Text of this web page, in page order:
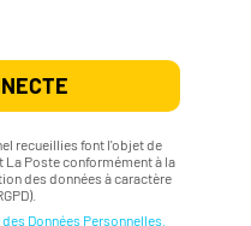
recueillies font l'objet de
Poste conformément à la
des données à caractère
Données Personnelles.